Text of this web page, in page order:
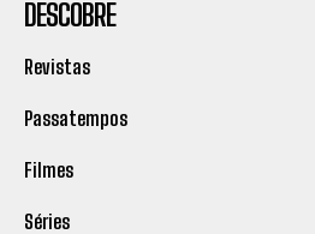
DESCOBRE
Revistas
Passatempos
Filmes
Séries